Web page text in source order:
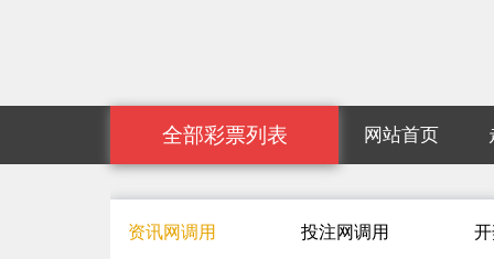
全部彩票列表 网站首页
资讯网调用 投注网调用